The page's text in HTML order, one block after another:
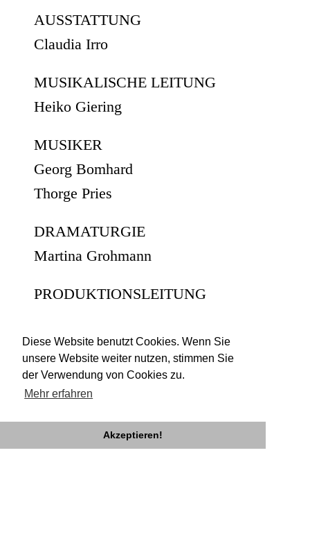
Diese Website benutzt Cookies. Wenn Sie
unsere Website weiter nutzen, stimmen Sie
der Verwendung von Cookies zu.
Mehr erfahren
Akzeptieren!
AUSSTATTUNG
Claudia Irro
MUSIKALISCHE LEITUNG
Heiko Giering
MUSIKER
Georg Bomhard
Thorge Pries
DRAMATURGIE
Martina Grohmann
PRODUKTIONSLEITUNG
PRODUKTION
Isabelle von Gatterburg